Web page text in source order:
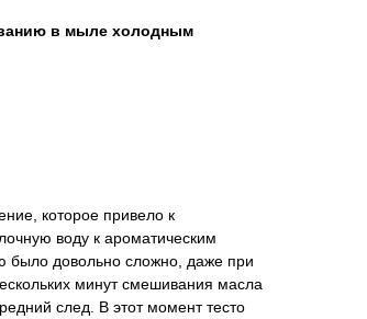
в мыле холодным
которое привело к
воду к ароматическим
было довольно сложно, даже при
минут смешивания масла
след. В этот момент тесто